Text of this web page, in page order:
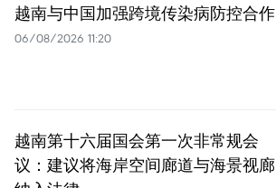
越南与中国加强跨境传染病防控合作
06/08/2026 11:20
越南第十六届国会第一次非常规会
议：建议将海岸空间廊道与海景视廊